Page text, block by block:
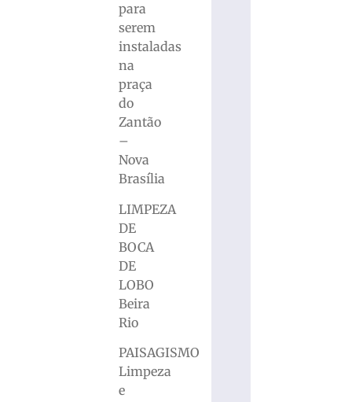
para
serem
instaladas
na
praça
do
Zantão
–
Nova
Brasília
LIMPEZA
DE
BOCA
DE
LOBO
Beira
Rio
PAISAGISMO
Limpeza
e